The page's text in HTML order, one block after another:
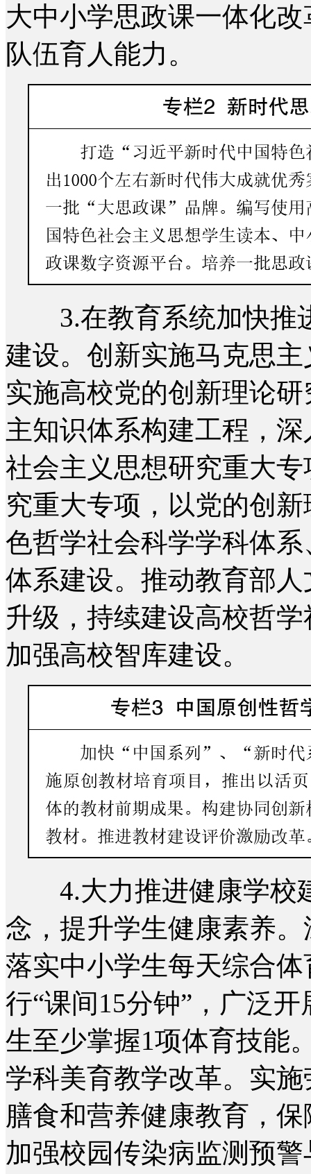
大中小学思政课一体化
队伍育人能力。
3.在教育系统加快推
建设。创新实施马克思
实施高校党的创新理论
主知识体系构建工程，
社会主义思想研究重大
究重大专项，以党的创
色哲学社会科学学科体
体系建设。推动教育部
升级，持续建设高校哲
加强高校智库建设。
4.大力推进健康学校
念，提升学生健康素养
落实中小学生每天综合
行“课间15分钟”，广泛
生至少掌握1项体育技能
学科美育教学改革。实
膳食和营养健康教育，
加强校园传染病监测预